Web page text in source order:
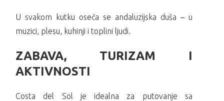
U svakom kutku oseća se andaluzijska duša – u
muzici, plesu, kuhinji i toplini ljudi.
ZABAVA, TURIZAM I
AKTIVNOSTI
Costa del Sol je idealna za putovanje sa